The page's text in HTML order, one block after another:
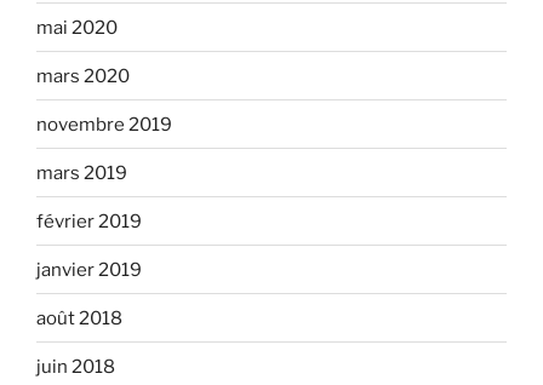
mai 2020
mars 2020
novembre 2019
mars 2019
février 2019
janvier 2019
août 2018
juin 2018